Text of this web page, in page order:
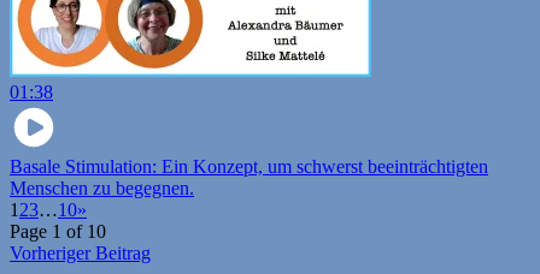
01:38
Basale Stimulation: Ein Konzept, um schwerst beeinträchtigten
Menschen zu begegnen.
1 23…10»
Page 1 of 10
Beitragsnavigation
Vorheriger Beitrag